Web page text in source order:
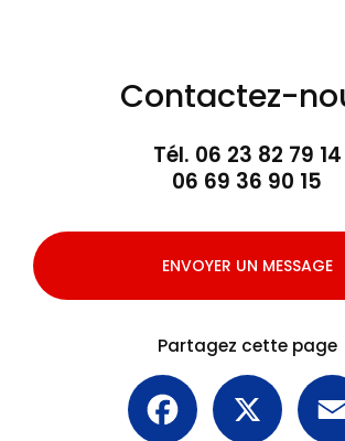
Contactez-
Tél. 06 23 82 79 14
06 69 36 90 15
ENVOYER UN MESSAGE
Partagez cette page
Facebook